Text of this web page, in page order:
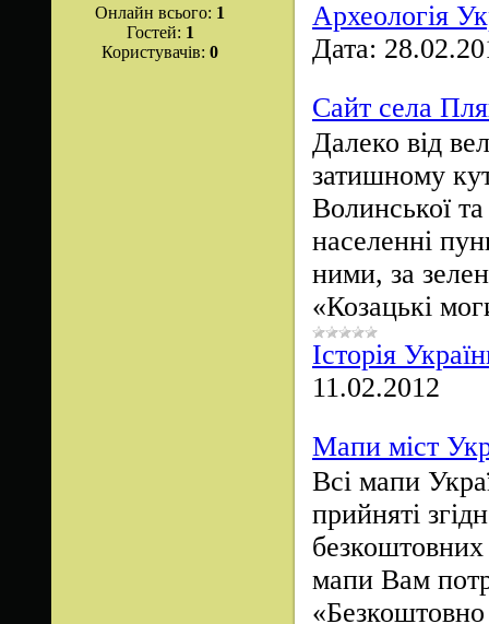
Онлайн всього: 1
Гостей: 1
Користувачів: 0
Археологія
Дата:
Сайт села
Далеко від
затишному
Волинської
населенні
ними, за
«Козацькі
Історія
11.02.2012
Мапи міст
Всі мапи
прийняті
мапи Вам
«Безкоштовно